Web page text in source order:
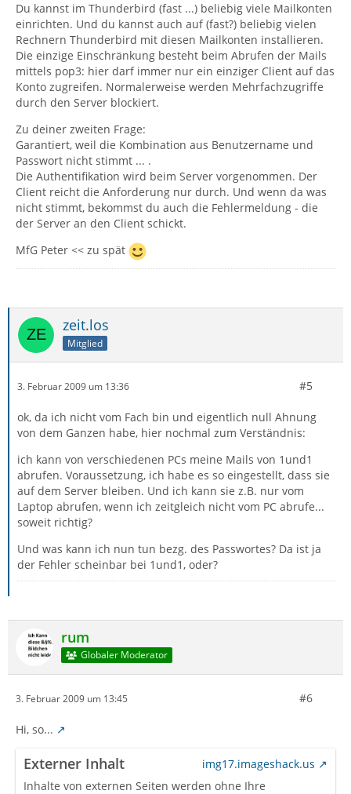
Du kannst im Thunderbird (fast ...) beliebig viele Mailkonten
einrichten. Und du kannst auch auf (fast?) beliebig vielen
Rechnern Thunderbird mit diesen Mailkonten installieren.
Die einzige Einschränkung besteht beim Abrufen der Mails
mittels pop3: hier darf immer nur ein einziger Client auf das
Konto zugreifen. Normalerweise werden Mehrfachzugriffe
durch den Server blockiert.
Zu deiner zweiten Frage:
Garantiert, weil die Kombination aus Benutzername und
Passwort nicht stimmt ... .
Die Authentifikation wird beim Server vorgenommen. Der
Client reicht die Anforderung nur durch. Und wenn da was
nicht stimmt, bekommst du auch die Fehlermeldung - die
der Server an den Client schickt.
MfG Peter << zu spät
zeit.los
Mitglied
3. Februar 2009 um 13:36 #5
ok, da ich nicht vom Fach bin und eigentlich null Ahnung
von dem Ganzen habe, hier nochmal zum Verständnis:
ich kann von verschiedenen PCs meine Mails von 1und1
abrufen. Voraussetzung, ich habe es so eingestellt, dass sie
auf dem Server bleiben. Und ich kann sie z.B. nur vom
Laptop abrufen, wenn ich zeitgleich nicht vom PC abrufe...
soweit richtig?
Und was kann ich nun tun bezg. des Passwortes? Da ist ja
der Fehler scheinbar bei 1und1, oder?
rum
Globaler Moderator
3. Februar 2009 um 13:45 #6
Hi, so...
Externer Inhalt
img17.imageshack.us
Inhalte von externen Seiten werden ohne Ihre